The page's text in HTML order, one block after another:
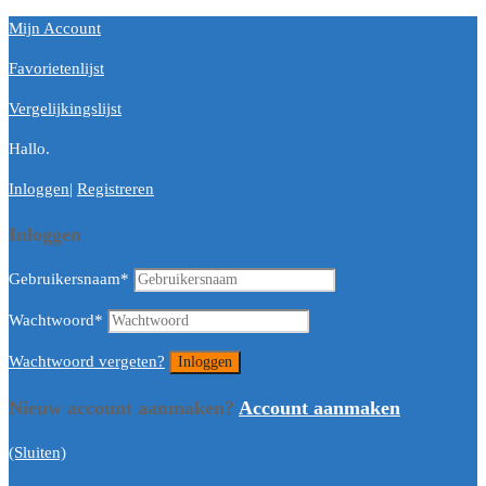
Mijn Account
Favorietenlijst
Vergelijkingslijst
Hallo.
Inloggen| Registreren
Inloggen
Gebruikersnaam*
Wachtwoord*
Wachtwoord vergeten?
Nieuw account aanmaken? Account aanmaken
(Sluiten)